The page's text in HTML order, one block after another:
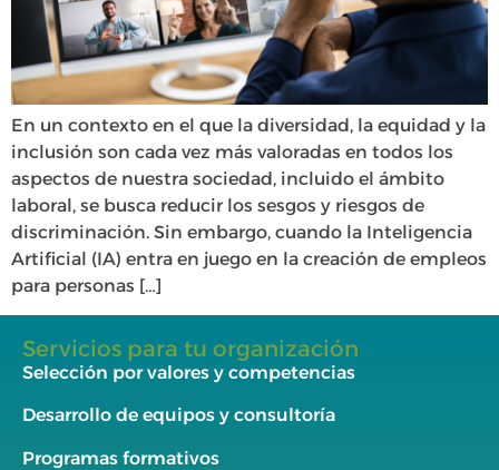
En un contexto en el que la diversidad, la equidad y la
inclusión son cada vez más valoradas en todos los
aspectos de nuestra sociedad, incluido el ámbito
laboral, se busca reducir los sesgos y riesgos de
discriminación. Sin embargo, cuando la Inteligencia
Artificial (IA) entra en juego en la creación de empleos
para personas […]
Servicios para tu organización
Selección por valores y competencias
Desarrollo de equipos y consultoría
Programas formativos